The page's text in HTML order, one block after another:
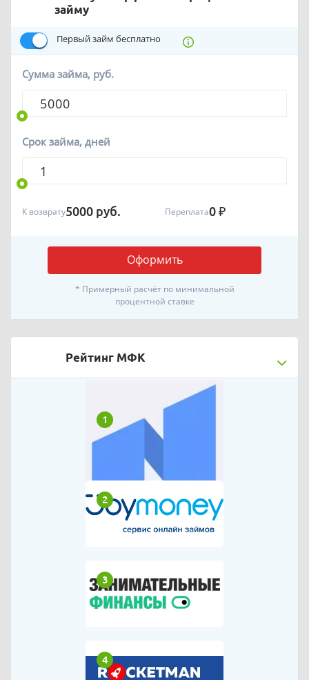
займу
Первый займ бесплатно
Сумма займа, руб.
Срок займа, дней
Оформить
К возврату5000 руб. Переплата0 ₽
* Примерный расчёт по минимальной
процентной ставке
Рейтинг МФК
1
2
3
4